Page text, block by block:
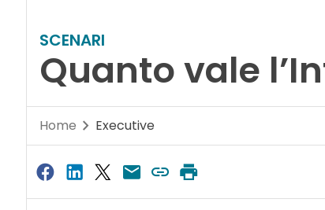
SCENARI
Quanto vale
Home Executive